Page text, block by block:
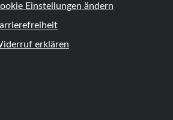
Einstellungen ändern
erklären